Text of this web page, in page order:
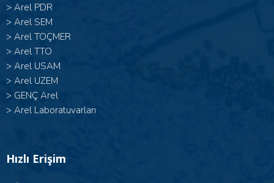
> Arel PDR
> Arel SEM
> Arel TOÇMER
> Arel TTO
> Arel USAM
> Arel UZEM
> GENÇ Arel
> Arel Laboratuvarları
Hızlı Erişim